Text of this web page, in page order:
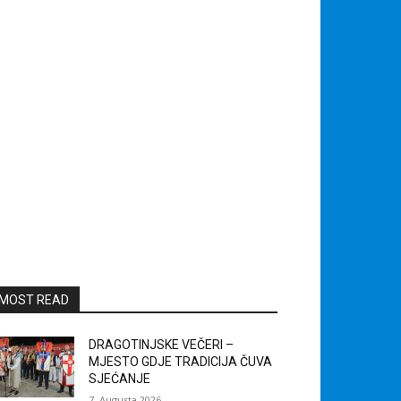
READ
DRAGOTINJSKE VEČERI –
MJESTO GDJE TRADICIJA ČUVA
SJEĆANJE